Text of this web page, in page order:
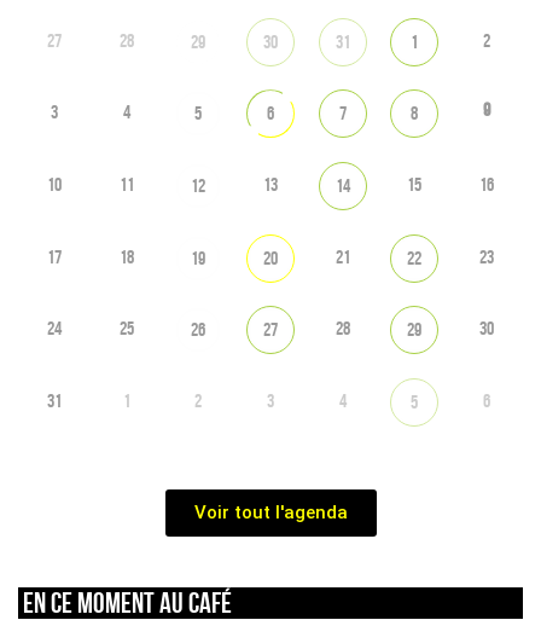
27 28 29 30 31 1 2
3 4 5 6 7 8 9
10 11 12 13 14 15 16
17 18 19 20 21 22 23
24 25 26 27 28 29 30
31 1 2 3 4 5 6
Voir tout l'agenda
En ce moment au café